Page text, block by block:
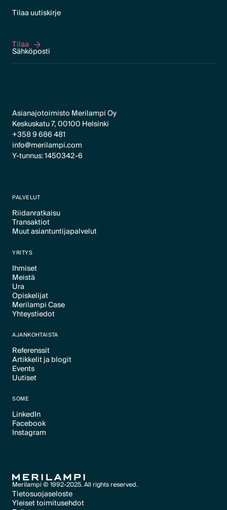
Tilaa uutiskirje
Tilaa
Tilaa
Asianajotoimisto Merilampi Oy
Keskuskatu 7, 00100 Helsinki
+358 9 686 481
info@merilampi.com
Y-tunnus: 1450342-6
PALVELUT
Riidanratkaisu
Text Link
Transaktiot
Text Link
Muut asiantuntijapalvelut
YRITYS
Ihmiset
Text Link
Meistä
Text Link
Ura
Text Link
Opiskelijat
Text Link
Merilampi Case
Text Link
Yhteystiedot
AJANKOHTAISTA
Referenssit
Text Link
Artikkelit ja blogit
Text Link
Events
Text Link
Uutiset
SOME
LinkedIn
Text Link
Facebook
Text Link
Instagram
Merilampi © 1992-2025. All rights reserved.
Tietosuojaseloste
Text Link
Yleiset toimitusehdot